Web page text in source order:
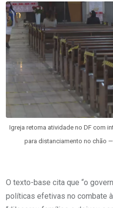
Igreja retoma atividade no DF com
para distanciamento no chão
O texto-base cita que “o
políticas efetivas no combate